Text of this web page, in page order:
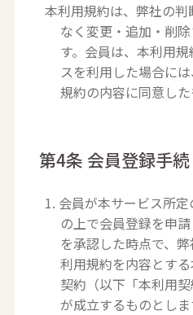
本利用規約は、弊社の
なく変更・追加・削
す。会員は、本利用
スを利用した場合に
規約の内容に同意した
第4条 会員登録手
1. 会員が本サービス所
の上で会員登録を申
を承認した時点で、
利用規約を内容とす
契約（以下「本利用契
が成立するものとしま